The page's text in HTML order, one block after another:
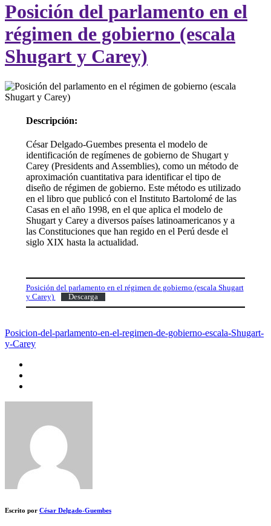
Posición del parlamento en el
régimen de gobierno (escala
Shugart y Carey)
Descripción:
César Delgado-Guembes presenta el modelo de
identificación de regímenes de gobierno de Shugart y
Carey (Presidents and Assemblies), como un método de
aproximación cuantitativa para identificar el tipo de
diseño de régimen de gobierno. Este método es utilizado
en el libro que publicó con el Instituto Bartolomé de las
Casas en el año 1998, en el que aplica el modelo de
Shugart y Carey a diversos países latinoamericanos y a
las Constituciones que han regido en el Perú desde el
siglo XIX hasta la actualidad.
Posición del parlamento en el régimen de gobierno (escala Shugart
y Carey)
Descarga
Posicion-del-parlamento-en-el-regimen-de-gobierno-escala-Shugart-
y-Carey
Escrito por César Delgado-Guembes